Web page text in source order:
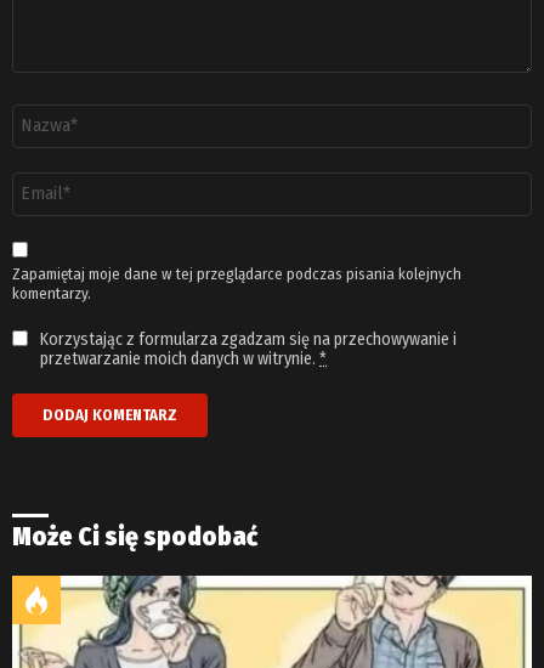
email
*
Zapamiętaj moje dane w tej przeglądarce podczas pisania kolejnych
komentarzy.
Korzystając z formularza zgadzam się na przechowywanie i
przetwarzanie moich danych w witrynie. *
Może Ci się spodobać